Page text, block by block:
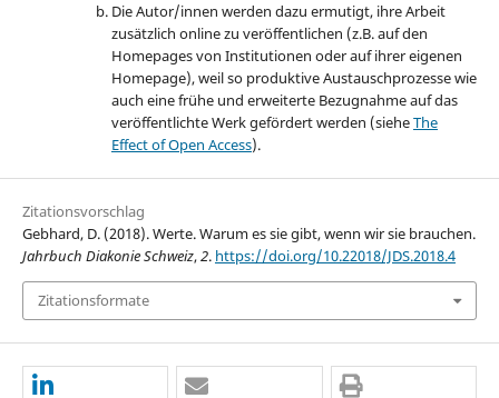
Die Autor/innen werden dazu ermutigt, ihre Arbeit
zusätzlich online zu veröffentlichen (z.B. auf den
Homepages von Institutionen oder auf ihrer eigenen
Homepage), weil so produktive Austauschprozesse wie
auch eine frühe und erweiterte Bezugnahme auf das
veröffentlichte Werk gefördert werden (sieheThe
Effect of Open Access).
Zitationsvorschlag
Gebhard, D. (2018). Werte. Warum es sie gibt, wenn wir sie brauchen.
Jahrbuch Diakonie Schweiz,2. https://doi.org/10.22018/JDS.2018.4
Zitationsformate